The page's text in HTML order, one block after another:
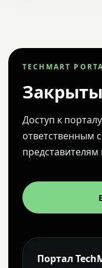
TECHMART
Доступ к
ответственным
представителям
Портал